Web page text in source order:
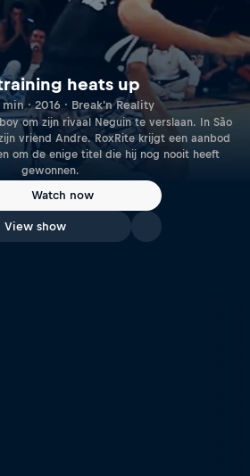
heats up
min · 2016 · Break'n Reality
om zijn rivaal Neguin te verslaan. In São
vriend Andre. RoxRite krijgt een aanbod
om de enige titel die hij nog nooit heeft
gewonnen.
Watch now
View show